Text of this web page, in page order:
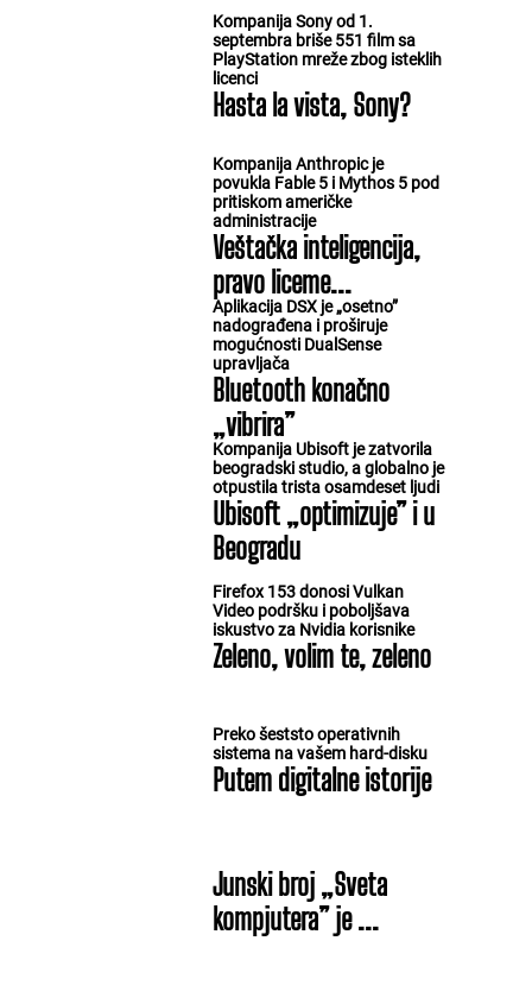
Kompanija Sony od 1.
septembra briše 551 film sa
PlayStation mreže zbog isteklih
licenci
Hasta la vista, Sony?
Kompanija Anthropic je
povukla Fable 5 i Mythos 5 pod
pritiskom američke
administracije
Veštačka inteligencija,
pravo liceme...
Aplikacija DSX je „osetno”
nadograđena i proširuje
mogućnosti DualSense
upravljača
Bluetooth konačno
„vibrira”
Kompanija Ubisoft je zatvorila
beogradski studio, a globalno je
otpustila trista osamdeset ljudi
Ubisoft „optimizuje” i u
Beogradu
Firefox 153 donosi Vulkan
Video podršku i poboljšava
iskustvo za Nvidia korisnike
Zeleno, volim te, zeleno
Preko šeststo operativnih
sistema na vašem hard-disku
Putem digitalne istorije
Junski broj „Sveta
kompjutera” je ...